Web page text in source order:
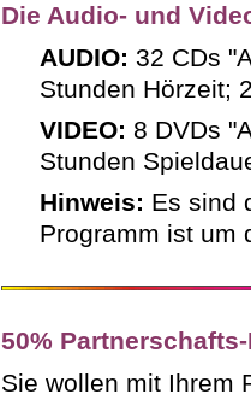
Die Audio- und
AUDIO: 32 CDs
Stunden Hörzeit;
VIDEO: 8 DVDs
Stunden
Hinweis: Es sind
Programm ist um
50%
Sie wollen mit Ihrem